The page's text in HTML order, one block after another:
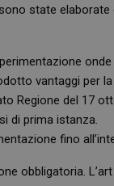
state
onde
vantaggi per
Regione del 17
di prima istanza.
fino
obbligatoria.
a rendere
del sito. Il sito web
FORNITORE/
DOMINIO
PHP.net